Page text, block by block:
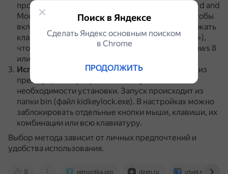
программы нужно нажать кнопку «Lock Keyboard and
Mouse» (заблокировать клавиатуру и мышь).
Чтобы
включить клавиатуру и мышь снова, следует нажать
клавиши Ctrl+Alt+Del, а затем Esc (или «Отмена»),
чтобы выйти из меню (если используется Windows 8
или 10).
Использование программы Kid Key Lock
Одно из
преимуществ программы — отсутствие
необходимости установки. Запуск происходит из
папки bin (файл kidkeylock.exe). В настройках можно
заблокировать отдельные кнопки мыши, клавиши, их
комбинации или всю клавиатуру.
Выбор метода зависит от личных предпочтений и
удобства использования.
0 remontka.pro dzen.ru otvet.mail.ru
Поиск в Яндексе
Сделать Яндекс основным поиском
в Сhrome
ПРОДОЛЖИТЬ